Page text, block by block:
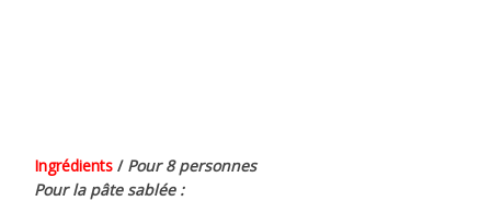
Ingrédients / Pour 8 personnes
Pour la pâte sablée :